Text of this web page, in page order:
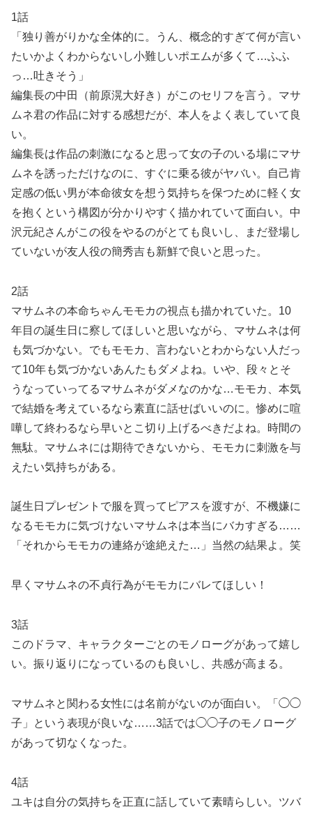
1話
「独り善がりかな全体的に。うん、概念的すぎて何が言い
たいかよくわからないし小難しいポエムが多くて…ふふ
っ…吐きそう」
編集長の中田（前原滉大好き）がこのセリフを言う。マサ
ムネ君の作品に対する感想だが、本人をよく表していて良
い。
編集長は作品の刺激になると思って女の子のいる場にマサ
ムネを誘っただけなのに、すぐに乗る彼がヤバい。自己肯
定感の低い男が本命彼女を想う気持ちを保つために軽く女
を抱くという構図が分かりやすく描かれていて面白い。中
沢元紀さんがこの役をやるのがとても良いし、まだ登場し
ていないが友人役の簡秀吉も新鮮で良いと思った。
2話
マサムネの本命ちゃんモモカの視点も描かれていた。10
年目の誕生日に察してほしいと思いながら、マサムネは何
も気づかない。でもモモカ、言わないとわからない人だっ
て10年も気づかないあんたもダメよね。いや、段々とそ
うなっていってるマサムネがダメなのかな…モモカ、本気
で結婚を考えているなら素直に話せばいいのに。惨めに喧
嘩して終わるなら早いとこ切り上げるべきだよね。時間の
無駄。マサムネには期待できないから、モモカに刺激を与
えたい気持ちがある。
誕生日プレゼントで服を買ってピアスを渡すが、不機嫌に
なるモモカに気づけないマサムネは本当にバカすぎる……
「それからモモカの連絡が途絶えた…」当然の結果よ。笑
早くマサムネの不貞行為がモモカにバレてほしい！
3話
このドラマ、キャラクターごとのモノローグがあって嬉し
い。振り返りになっているのも良いし、共感が高まる。
マサムネと関わる女性には名前がないのが面白い。「◯◯
子」という表現が良いな……3話では◯◯子のモノローグ
があって切なくなった。
4話
ユキは自分の気持ちを正直に話していて素晴らしい。ツバ